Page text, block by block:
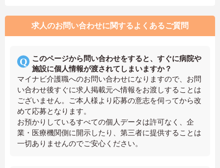
求人のお問い合わせに関するよくあるご質問
このページから問い合わせをすると、すぐに病院や
施設に個人情報が渡されてしまいますか？
マイナビ介護職へのお問い合わせになりますので、お問
い合わせ後すぐに求人掲載元へ情報をお渡しすることは
ございません。ご本人様より応募の意志を伺ってから改
めて応募となります。
お預かりしているすべての個人データは許可なく、企
業・医療機関側に開示したり、第三者に提供することは
一切ありませんのでご安心ください。